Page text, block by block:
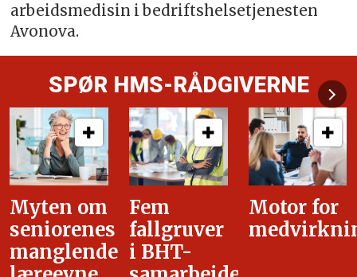
arbeidsmedisin i bedriftshelsetjenesten
Avonova.
SPØR HMS-RÅDGIVERNE
Fem
fallgruver
i BHT-
Motor for
medvirkning
i